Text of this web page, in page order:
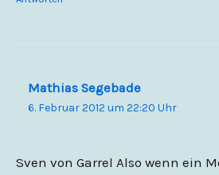
Mathias Segebade
6. Februar 2012 um 22:20 Uhr
Sven von Garrel Also wenn ein